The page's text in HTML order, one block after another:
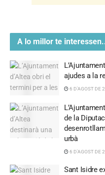
A lo millor te
ajudes a la
6 D'AGOST DE
de la
urbà
6 D'AGOST DE
Sant Isidre